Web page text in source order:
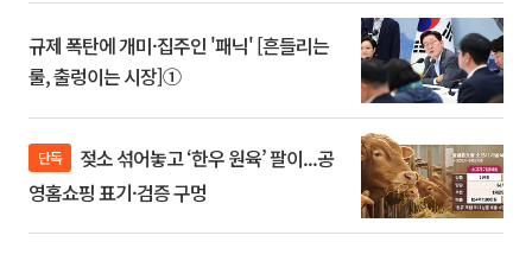
규제 폭탄에 개미·집주인 '패닉' [흔들리는
룰, 출렁이는 시장]①
단독
영홈쇼핑 표기·검증 구멍